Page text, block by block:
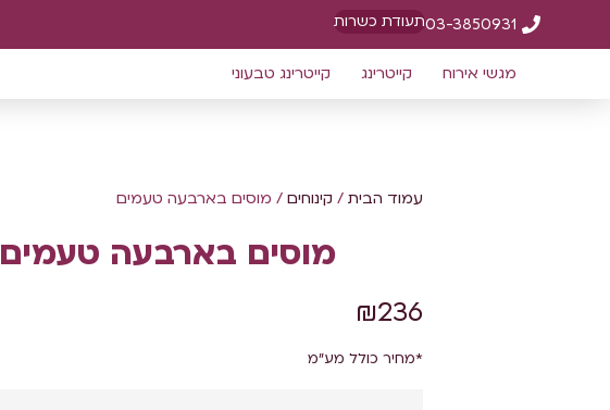
03-3850931תעודת כשרות
מגשי אירוח קייטרינג קייטרינג טבעוני
עמוד הבית / קינוחים / מוסים בארבעה טעמים
מוסים בארבעה טעמים
₪236
*מחיר כולל מע"מ